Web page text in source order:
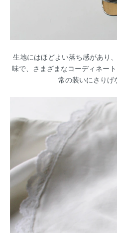
生地にはほどよい落ち感があり
味で、さまざまなコーディネー
常の装いにさりげ